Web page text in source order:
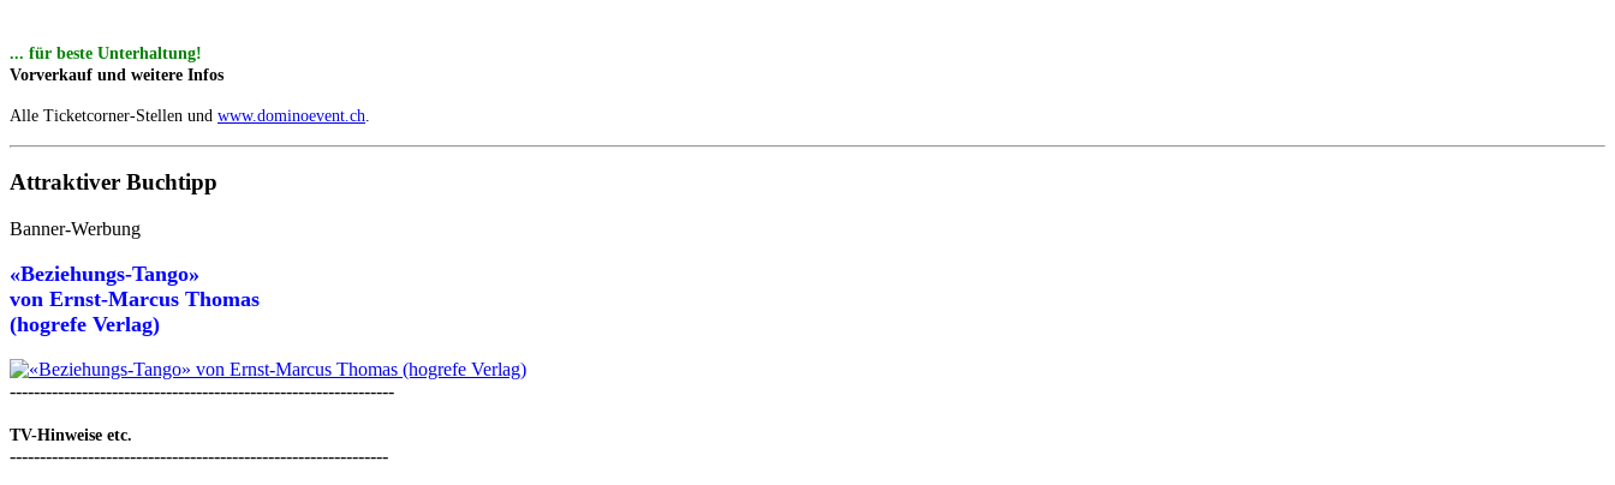
... für beste Unterhaltung!
Vorverkauf und weitere Infos
Alle Ticketcorner-Stellen und www.dominoevent.ch
Attraktiver Buchtipp
Banner-Werbung
«Beziehungs-Tango»
von Ernst-Marcus Thomas
(hogrefe Verlag)
----------------------------------------------------------------
TV-Hinweise etc.
---------------------------------------------------------------